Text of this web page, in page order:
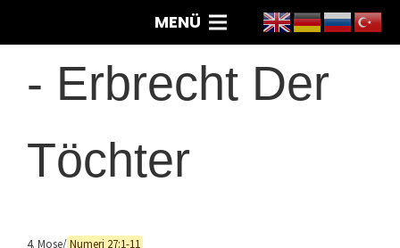
MENÜ
- Erbrecht Der
Töchter
4. Mose/Numeri 27:1-11